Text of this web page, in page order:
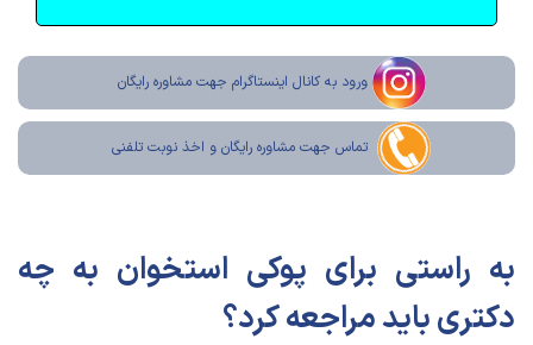
ورود به کانال اینستاگرام جهت مشاوره رایگان
تماس جهت مشاوره رايگان و اخذ نوبت تلفنی
به راستی برای پوکی استخوان به چه
دکتری باید مراجعه کرد؟